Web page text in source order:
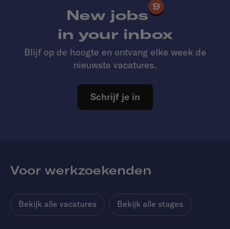
New jobs
9
in your inbox
Blijf op de hoogte en ontvang elke week de
nieuwste vacatures.
Schrijf je in
Voor werkzoekenden
Bekijk alle vacatures Bekijk alle stages